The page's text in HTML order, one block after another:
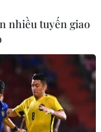
cho vay ưu
nhiều tuyến giao